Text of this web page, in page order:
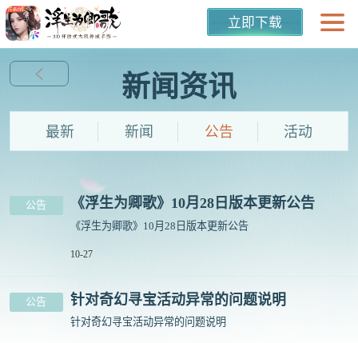
立即下载
新闻资讯
最新 新闻 公告 活动
公告 《浮生为卿歌》10月28日版本更新公告
《浮生为卿歌》10月28日版本更新公告
10-27
公告 针对奇幻寻宝活动异常的问题说明
针对奇幻寻宝活动异常的问题说明